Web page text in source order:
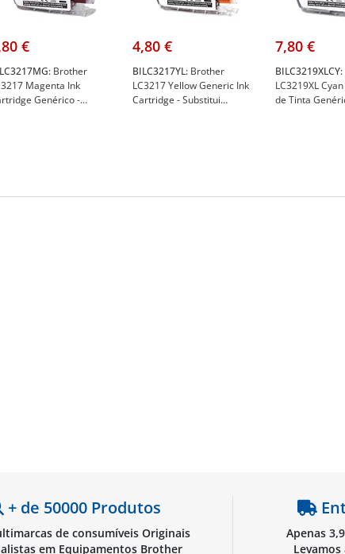
€
Brother
Magenta Ink
Genérico -
4,80 €
BILC3217YL: Brother
LC3217 Yellow Generic Ink
Cartridge - Substitui
7,80 €
BILC3219XLCY:
LC3219XL
de Tinta
+ de 50000 Produtos
de consumíveis Originais
em Equipamentos Brother
Apenas